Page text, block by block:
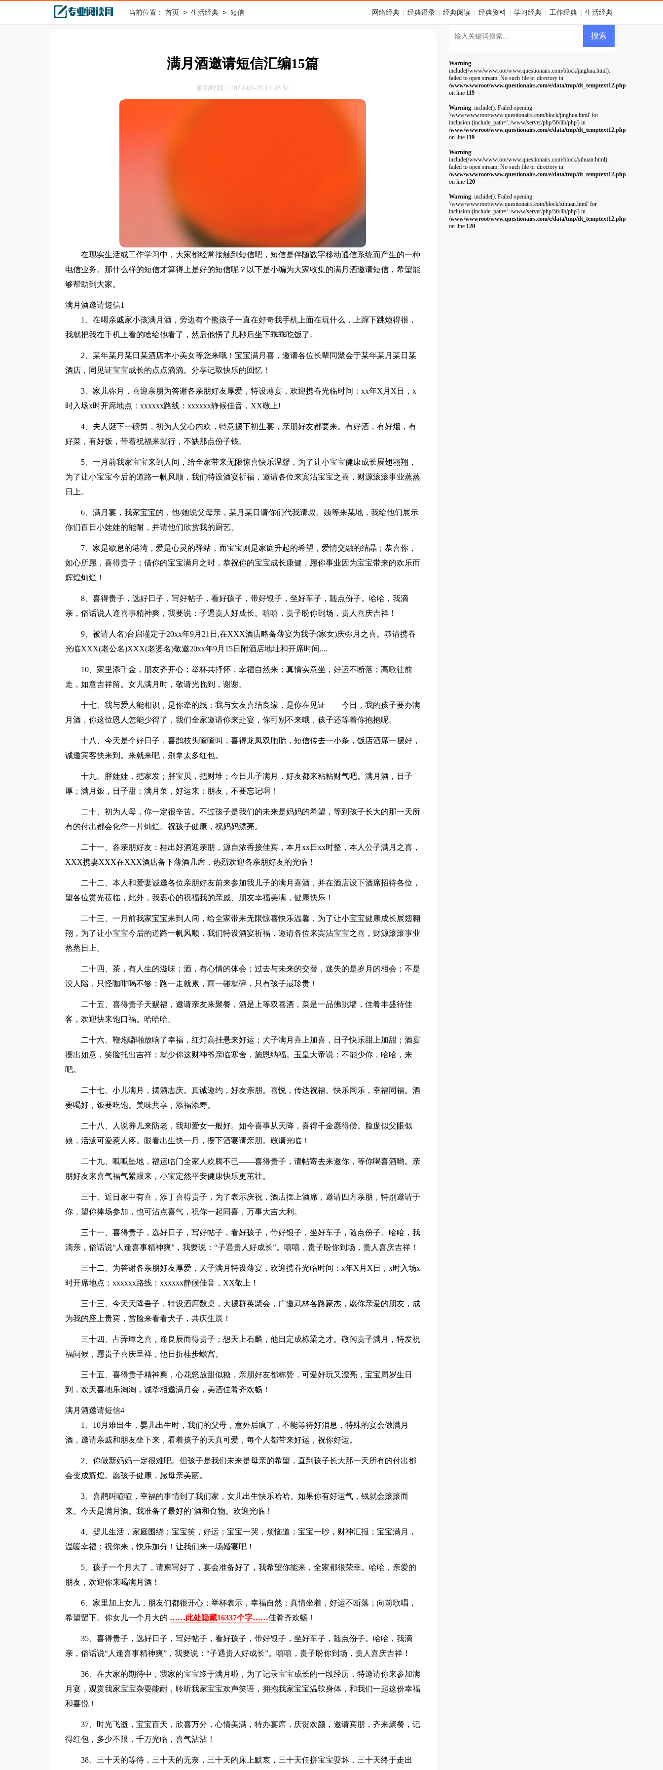
当前位置： 首页 > 生活经典 > 短信 网络经典 经典语录 经典阅读 经典资料 学习经典 工作经典 生活经典
满月酒邀请短信汇编15篇
更新时间：2024-02-25 11:48:51
在现实生活或工作学习中，大家都经常接触到短信吧，短信是伴随数字移动通信系统而产生的一种
电信业务。那什么样的短信才算得上是好的短信呢？以下是小编为大家收集的满月酒邀请短信，希望能
够帮助到大家。
满月酒邀请短信1
1、在喝亲戚家小孩满月酒，旁边有个熊孩子一直在好奇我手机上面在玩什么，上蹿下跳烦得很，
我就把我在手机上看的啥给他看了，然后他愣了几秒后坐下乖乖吃饭了。
2、某年某月某日某酒店本小美女等您来哦！宝宝满月喜，邀请各位长辈同聚会于某年某月某日某
酒店，同见证宝宝成长的点点滴滴。分享记取快乐的回忆！
3、家儿弥月，喜迎亲朋为答谢各亲朋好友厚爱，特设薄宴，欢迎携眷光临时间：xx年X月X日，x
时入场x时开席地点：xxxxxx路线：xxxxxx静候佳音，XX敬上!
4、夫人诞下一磅男，初为人父心内欢，特意摆下初生宴，亲朋好友都要来。有好酒，有好烟，有
好菜，有好饭，带着祝福来就行，不缺那点份子钱。
5、一月前我家宝宝来到人间，给全家带来无限惊喜快乐温馨，为了让小宝宝健康成长展翅翱翔，
为了让小宝宝今后的道路一帆风顺，我们特设酒宴祈福，邀请各位来宾沾宝宝之喜，财源滚滚事业蒸蒸
日上。
6、满月宴，我家宝宝的，他/她说父母亲，某月某日请你们代我请叔。姨等来某地，我给他们展示
你们百日小娃娃的能耐，并请他们欣赏我的厨艺。
7、家是歇息的港湾，爱是心灵的驿站，而宝宝则是家庭升起的希望，爱情交融的结晶；恭喜你，
如心所愿，喜得贵子；借你的宝宝满月之时，恭祝你的宝宝成长康健，愿你事业因为宝宝带来的欢乐而
辉煌灿烂！
8、喜得贵子，选好日子，写好帖子，看好孩子，带好银子，坐好车子，随点份子。哈哈，我滴
亲，俗话说人逢喜事精神爽，我要说：子遇贵人好成长。嘻嘻，贵子盼你到场，贵人喜庆吉祥！
9、被请人名)台启谨定于20xx年9月21日,在XXX酒店略备薄宴为我子(家女)庆弥月之喜。恭请携眷
光临XXX(老公名)XXX(老婆名)敬邀20xx年9月15日附酒店地址和开席时间....
10、家里添千金，朋友齐开心；举杯共抒怀，幸福自然来；真情实意坐，好运不断落；高歌往前
走，如意吉祥留。女儿满月时，敬请光临到，谢谢。
十七、我与爱人能相识，是你牵的线；我与女友喜结良缘，是你在见证——今日，我的孩子要办满
月酒，你这位恩人怎能少得了，我们全家邀请你来赴宴，你可别不来哦，孩子还等着你抱抱呢。
十八、今天是个好日子，喜鹊枝头喳喳叫，喜得龙凤双胞胎，短信传去一小条，饭店酒席一摆好，
诚邀宾客快来到。来就来吧，别拿太多红包。
十九、胖娃娃，把家发；胖宝贝，把财堆；今日儿子满月，好友都来粘粘财气吧。满月酒，日子
厚；满月饭，日子甜；满月菜，好运来；朋友，不要忘记啊！
二十、初为人母，你一定很辛苦。不过孩子是我们的未来是妈妈的希望，等到孩子长大的那一天所
有的付出都会化作一片灿烂。祝孩子健康，祝妈妈漂亮。
二十一、各亲朋好友：桂出好酒迎亲朋，源自浓香接佳宾，本月xx日xx时整，本人公子满月之喜，
XXX携妻XXX在XXX酒店备下薄酒几席，热烈欢迎各亲朋好友的光临！
二十二、本人和爱妻诚邀各位亲朋好友前来参加我儿子的满月喜酒，并在酒店设下酒席招待各位，
望各位赏光莅临，此外，我衷心的祝福我的亲戚、朋友幸福美满，健康快乐！
二十三、一月前我家宝宝来到人间，给全家带来无限惊喜快乐温馨，为了让小宝宝健康成长展翅翱
翔，为了让小宝宝今后的道路一帆风顺，我们特设酒宴祈福，邀请各位来宾沾宝宝之喜，财源滚滚事业
蒸蒸日上。
二十四、茶，有人生的滋味；酒，有心情的体会；过去与未来的交替，迷失的是岁月的相会；不是
没人陪，只怪咖啡喝不够；路一走就累，雨一碰就碎，只有孩子最珍贵！
二十五、喜得贵子天赐福，邀请亲友来聚餐，酒是上等双喜酒，菜是一品佛跳墙，佳肴丰盛待佳
客，欢迎快来饱口福。哈哈哈。
二十六、鞭炮噼啪放响了幸福，红灯高挂悬来好运；犬子满月喜上加喜，日子快乐甜上加甜；酒宴
摆出如意，笑脸托出吉祥；就少你这财神爷亲临寒舍，施恩纳福。玉皇大帝说：不能少你，哈哈，来
吧。
二十七、小儿满月，摆酒志庆。真诚邀约，好友亲朋。喜悦，传达祝福。快乐同乐，幸福同福。酒
要喝好，饭要吃饱。美味共享，添福添寿。
二十八、人说养儿来防老，我却爱女一般好。如今喜事从天降，喜得千金愿得偿。脸庞似父眼似
娘，活泼可爱惹人疼。眼看出生快一月，摆下酒宴请亲朋。敬请光临！
二十九、呱呱坠地，福运临门全家人欢腾不已——喜得贵子，请帖寄去来邀你，等你喝喜酒哟。亲
朋好友来喜气福气紧跟来，小宝定然平安健康快乐更茁壮。
三十、近日家中有喜，添丁喜得贵子，为了表示庆祝，酒店摆上酒席，邀请四方亲朋，特别邀请于
你，望你捧场参加，也可沾点喜气，祝你一起同喜，万事大吉大利。
三十一、喜得贵子，选好日子，写好帖子，看好孩子，带好银子，坐好车子，随点份子。哈哈，我
滴亲，俗话说“人逢喜事精神爽”，我要说：“子遇贵人好成长”。嘻嘻，贵子盼你到场，贵人喜庆吉祥！
三十二、为答谢各亲朋好友厚爱，犬子满月特设薄宴，欢迎携眷光临时间：x年X月X日，x时入场x
时开席地点：xxxxxx路线：xxxxxx静候佳音，XX敬上！
三十三、今天天降吾子，特设酒席数桌，大摆群英聚会，广邀武林各路豪杰，愿你亲爱的朋友，成
为我的座上贵宾，赏脸来看看犬子，共庆生辰！
三十四、占弄璋之喜，逢良辰而得贵子；想天上石麟，他日定成栋梁之才。敬闻贵子满月，特发祝
福问候，愿贵子喜庆呈祥，他日折桂步蟾宫。
三十五、喜得贵子精神爽，心花怒放甜似糖，亲朋好友都称赞，可爱好玩又漂亮，宝宝周岁生日
到，欢天喜地乐淘淘，诚挚相邀满月会，美酒佳肴齐欢畅！
满月酒邀请短信4
1、10月难出生，婴儿出生时，我们的父母，意外后疯了，不能等待好消息，特殊的宴会做满月
酒，邀请亲戚和朋友坐下来，看着孩子的天真可爱，每个人都带来好运，祝你好运。
2、你做新妈妈一定很难吧。但孩子是我们未来是母亲的希望，直到孩子长大那一天所有的付出都
会变成辉煌。愿孩子健康，愿母亲美丽。
3、喜鹊叫喳喳，幸福的事情到了我们家，女儿出生快乐哈哈。如果你有好运气，钱就会滚滚而
来。今天是满月酒。我准备了最好的`酒和食物。欢迎光临！
4、婴儿生活，家庭围绕；宝宝笑，好运；宝宝一哭，烦恼道；宝宝一吵，财神汇报；宝宝满月，
温暖幸福；祝你来，快乐加分！让我们来一场婚宴吧！
5、孩子一个月大了，请柬写好了，宴会准备好了，我希望你能来，全家都很荣幸。哈哈，亲爱的
朋友，欢迎你来喝满月酒！
6、家里加上女儿，朋友们都很开心；举杯表示，幸福自然；真情坐着，好运不断落；向前歌唱，
希望留下。你女儿一个月大的 ……此处隐藏16337个字……佳肴齐欢畅！
35、喜得贵子，选好日子，写好帖子，看好孩子，带好银子，坐好车子，随点份子。哈哈，我滴
亲，俗话说“人逢喜事精神爽”，我要说：“子遇贵人好成长”。嘻嘻，贵子盼你到场，贵人喜庆吉祥！
36、在大家的期待中，我家的宝宝终于满月啦，为了记录宝宝成长的一段经历，特邀请你来参加满
月宴，观赏我家宝宝杂耍能耐，聆听我家宝宝欢声笑语，拥抱我家宝宝温软身体，和我们一起这份幸福
和喜悦！
37、时光飞逝，宝宝百天，欣喜万分，心情美满，特办宴席，庆贺欢颜，邀请宾朋，齐来聚餐，记
得红包，多少不限，千万光临，喜气沾沾！
38、三十天的等待，三十天的无奈，三十天的床上默哀，三十天任拼宝宝耍坏，三十天终于走出
Warning:
include(/www/wwwroot/www.questionairs.com/block/jinghua.html):
failed to open stream: No such file or directory in
/www/wwwroot/www.questionairs.com/e/data/tmp/dt_temptext12.php
on line 119
Warning: include(): Failed opening
'/www/wwwroot/www.questionairs.com/block/jinghua.html' for
inclusion (include_path='.:/www/server/php/56/lib/php') in
/www/wwwroot/www.questionairs.com/e/data/tmp/dt_temptext12.php
on line 119
Warning:
include(/www/wwwroot/www.questionairs.com/block/xihuan.html):
failed to open stream: No such file or directory in
/www/wwwroot/www.questionairs.com/e/data/tmp/dt_temptext12.php
on line 120
Warning: include(): Failed opening
'/www/wwwroot/www.questionairs.com/block/xihuan.html' for
inclusion (include_path='.:/www/server/php/56/lib/php') in
/www/wwwroot/www.questionairs.com/e/data/tmp/dt_temptext12.php
on line 120